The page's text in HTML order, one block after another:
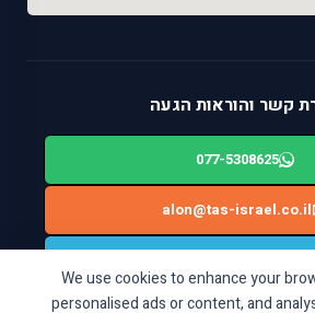
We use cookies to enhance your
personalised ads or content, and
קשר והוראות הגעה
077-5308625
alon@tas-israel.co.il